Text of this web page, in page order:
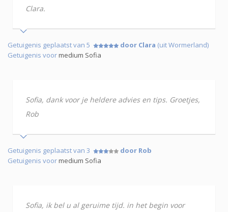
Clara.
Getuigenis geplaatst van 5 door Clara (uit Wormerland)
Getuigenis voormedium Sofia
Sofia, dank voor je heldere advies en tips. Groetjes,
Rob
Getuigenis geplaatst van 3
door Rob
Getuigenis voormedium Sofia
Sofia, ik bel u al geruime tijd. in het begin voor